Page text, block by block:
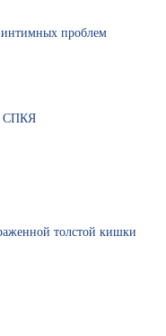
проблем
СПКЯ
толстой кишки